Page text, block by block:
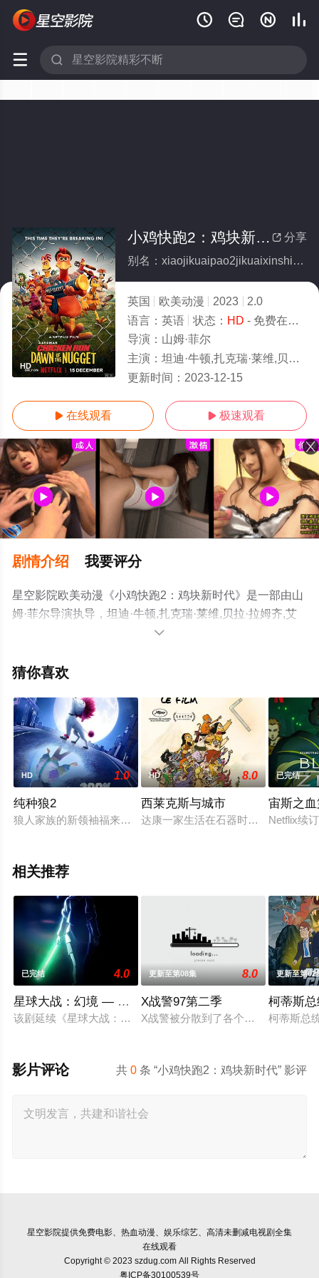
   
 
HD
 分享
小鸡快跑2：鸡块新时代
别名：xiaojikuaipao2jikuaixinshidai
英国 欧美动漫 2023
2.0
语言： 英语 状态： HD - 免费在线观看
导演： 山姆·菲尔
主演： 坦迪·牛顿,扎克瑞·莱维,贝拉·拉姆齐,艾美达·斯丹顿,琳恩·弗格森,大卫·布拉德利,
更新时间： 2023-12-15
 在线观看  极速观看
剧情介绍 我要评分
星空影院欧美动漫《小鸡快跑2：鸡块新时代》是一部由山
姆·菲尔导演执导，坦迪·牛顿,扎克瑞·莱维,贝拉·拉姆齐,艾
美达·斯丹顿,琳恩·弗格森,大卫·布拉德利,简·霍洛克斯,罗梅
拉菲诺威茨,尼克·穆罕默德,米兰达·理查森等演员精彩演绎
上星空电影网，更多相关信息可移步至豆瓣动漫、电视猫
或剧情网等平台了解。

猜你喜欢
HD 1.0
纯种狼2
狼人家族的新领袖福来弟勇气与智慧并存，可是狗身的它却无
HD 8.0
西莱克斯与城市
达康一家生活在石器时代，除了出门
已完结
宙斯之
Netflix续
相关推荐
已完结 4.0
星球大战：幻境 — 第九个绝地武士
该剧延续《星球大战：幻境》的世界观，见证绝地武士崭新篇章
更新至第08集 8.0
X战警97第二季
X战警被分散到了各个时间线，从过
更新至第02
柯蒂斯
柯蒂斯总
共0 条 “小鸡快跑2：鸡块新时代” 影评
影片评论
星空影院提供免费电影、热血动漫、娱乐综艺、高清未删减电视剧全集
在线观看
Copyright © 2023 szdug.com All Rights Reserved
粤ICP备30100539号